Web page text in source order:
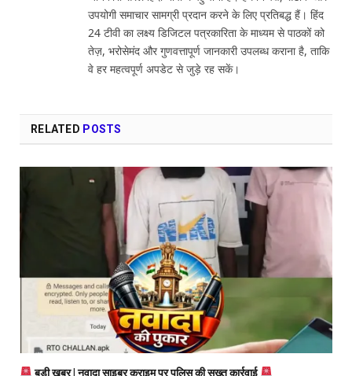
उपयोगी समाचार सामग्री प्रदान करने के लिए प्रतिबद्ध हैं। हिंद
24 टीवी का लक्ष्य डिजिटल पत्रकारिता के माध्यम से पाठकों को
तेज़, भरोसेमंद और गुणवत्तापूर्ण जानकारी उपलब्ध कराना है, ताकि
वे हर महत्वपूर्ण अपडेट से जुड़े रह सकें।
RELATED POSTS
बड़ी खबर | नवादा साइबर क्राइम पर पुलिस की सख्त कार्रवाई